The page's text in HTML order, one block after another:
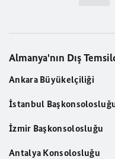
Almanya'nın Dış
Ankara Büyükelçiliği
İstanbul
İzmir Başkonsolosluğu
Antalya Konsolosluğu